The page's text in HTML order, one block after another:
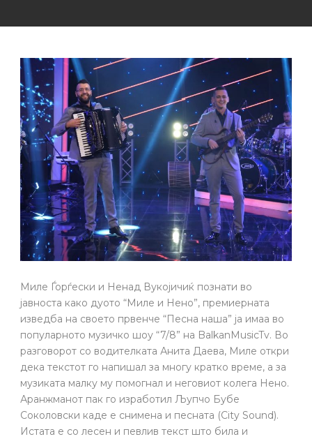
Миле Ѓорѓески и Ненад Вукојичиќ познати во
јавноста како дуото “Миле и Нено”, премиерната
изведба на своето првенче “Песна наша” ја имаа во
популарното музичко шоу “7/8” на BalkanMusicTv. Во
разговорот со водителката Анита Даева, Миле откри
дека текстот го напишал за многу кратко време, а за
музиката малку му помогнал и неговиот колега Нено.
Аранжманот пак го изработил Љупчо Бубе
Соколовски каде е снимена и песната (City Sound).
Истата е со лесен и певлив текст што била и